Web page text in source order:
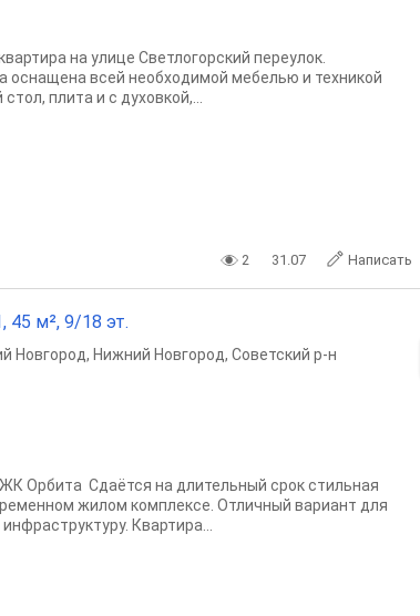
на улице Светлогорский переулок.
оснащена всей необходимой мебелью и техникой
плита и с духовкой,...
2 31.07 Написать
45 м², 9/18 эт.
Новгород, Нижний Новгород, Советский р-н
Орбита Сдаётся на длительный срок стильная
жилом комплексе. Отличный вариант для
Квартира...